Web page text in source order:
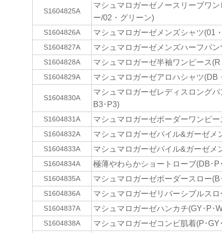
S1604825A
マシュマロガーゼノースリーブワ
ー/02・グリーン)
S1604826A マシュマロガーゼメンズシャツ(01
S1604827A マシュマロガーゼメンズハーフパ
S1604828A マシュマロガーゼ半袖ワンピース
S1604829A マシュマロガーゼアロハシャツ(DB
S1604830A
マシュマロガーゼレディスロング
B3･P3)
S1604831A マシュマロガーゼボーダーワンピ
S1604832A マシュマロガーゼパイル&ガーゼメ
S1604833A マシュマロガーゼパイル&ガーゼメ
S1604834A 極薄やわらかショートローブ(DB･P
S1604835A マシュマロガーゼボーダースロー(B
S1604836A マシュマロガーゼリバーシブルスロ
S1604837A マシュマロガーゼハンカチ(GY･P･
S1604838A マシュマロガーゼコンビ肌着(P･GY